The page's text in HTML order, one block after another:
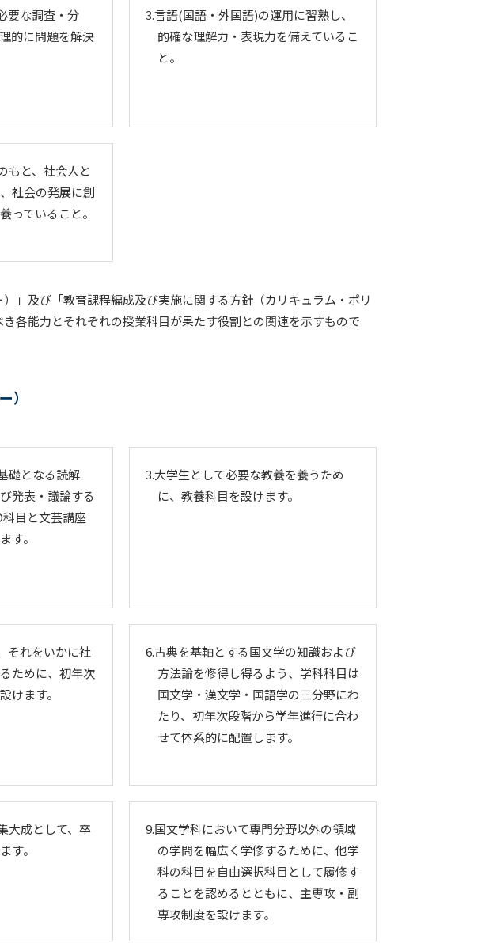
要な調査・分
的に問題を解決
3.言語(国語・外国語)の運用に習熟し、
的確な理解力・表現力を備えているこ
と。
もと、社会人と
社会の発展に創
っていること。
」及び「教育課程編成及び実施に関する方針（カリキュラム・ポリ
各能力とそれぞれの授業科目が果たす役割との関連を示すもので
）
礎となる読解
発表・議論する
目と文芸講座
す。
3.大学生として必要な教養を養うため
に、教養科目を設けます。
それをいかに社
ために、初年次
けます。
6.古典を基軸とする国文学の知識および
方法論を修得し得るよう、学科科目は
国文学・漢文学・国語学の三分野にわ
たり、初年次段階から学年進行に合わ
せて体系的に配置します。
大成として、卒
す。
9.国文学科において専門分野以外の領域
の学問を幅広く学修するために、他学
科の科目を自由選択科目として履修す
ることを認めるとともに、主専攻・副
専攻制度を設けます。